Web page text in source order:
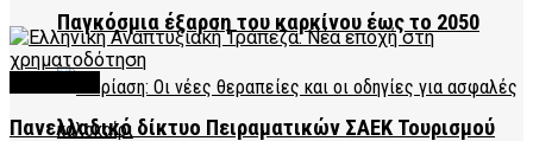
Παγκόσμια έξαρση του καρκίνου έως το 2050
Πανελλαδικό δίκτυο Πειραματικών ΣΑΕΚ Τουρισμού